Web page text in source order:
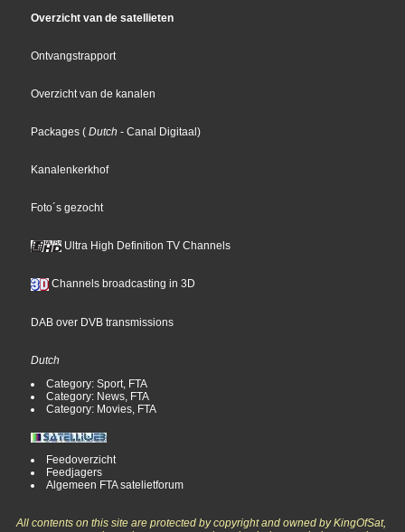
Overzicht van de satellieten
Ontvangstrapport
Overzicht van de kanalen
Packages ( Dutch - Canal Digitaal)
Kanalenkerkhof
Foto´s gezocht
Ultra High Definition TV Channels
Channels broadcasting in 3D
DAB over DVB transmissions
Dutch
Category: Sport, FTA
Category: News, FTA
Category: Movies, FTA
Feedoverzicht
Feedjagers
Algemeen FTA satelietforum
All contents on this site are protected by copyright and owned by KingOfSat,